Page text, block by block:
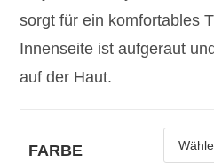
sorgt für ein komfortables
Innenseite ist aufgeraut
auf der Haut.
FARBE